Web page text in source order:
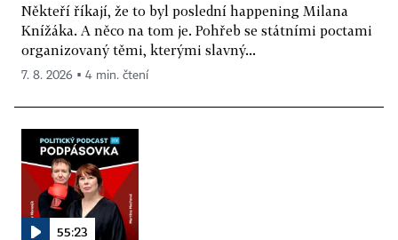
Někteří říkají, že to byl poslední happening Milana
Knížáka. A něco na tom je. Pohřeb se státními poctami
organizovaný těmi, kterými slavný...
7. 8. 2026 ▪ 4 min. čtení
55:23